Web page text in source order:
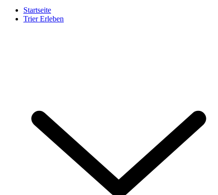
Startseite
Trier Erleben